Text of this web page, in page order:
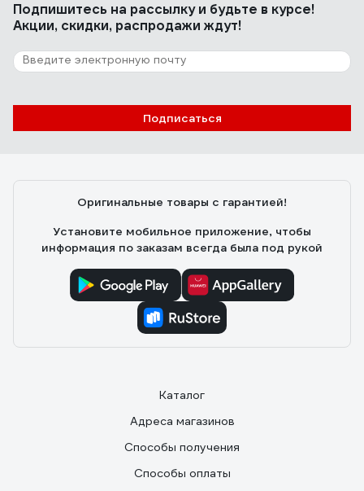
Подпишитесь на рассылкуи будьте в курсе!
Акции, скидки, распродажи ждут!
Подписаться
Оригинальные товары с гарантией!
Установите мобильное приложение, чтобы
информация по заказам всегда была под рукой
Каталог
Адреса магазинов
Способы получения
Способы оплаты